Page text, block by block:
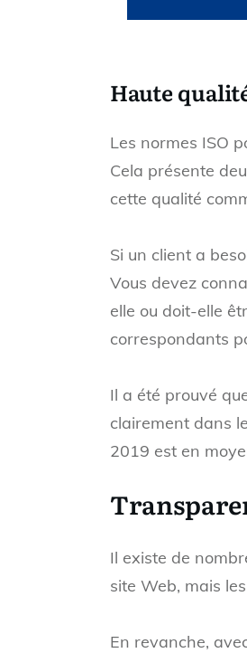
Haute
Les normes ISO
Cela présente
cette qualité
Si un client a
Vous devez
elle ou doit-elle
correspondants
Il a été prouvé
clairement dans
2019 est en
Il existe de
site Web, mais
En revanche,